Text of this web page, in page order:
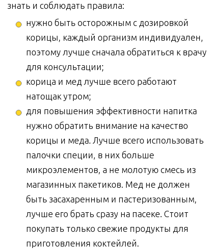
знать и соблюдать правила:
нужно быть осторожным с дозировкой
корицы, каждый организм индивидуален,
поэтому лучше сначала обратиться к врачу
для консультации;
корица и мед лучше всего работают
натощак утром;
для повышения эффективности напитка
нужно обратить внимание на качество
корицы и меда. Лучше всего использовать
палочки специи, в них больше
микроэлементов, а не молотую смесь из
магазинных пакетиков. Мед не должен
быть засахаренным и пастеризованным,
лучше его брать сразу на пасеке. Стоит
покупать только свежие продукты для
приготовления коктейлей.